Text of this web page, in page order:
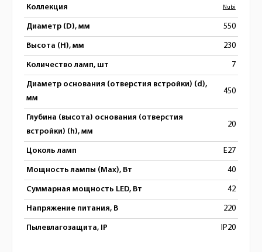
Коллекция Nubi
Диаметр (D), мм 550
Высота (H), мм 230
Количество ламп, шт 7
Диаметр основания (отверстия встройки) (d),
мм
450
Глубина (высота) основания (отверстия
встройки) (h), мм
20
Цоколь ламп E27
Мощность лампы (Max), Вт 40
Суммарная мощность LED, Вт 42
Напряжение питания, В 220
Пылевлагозащита, IP IP20